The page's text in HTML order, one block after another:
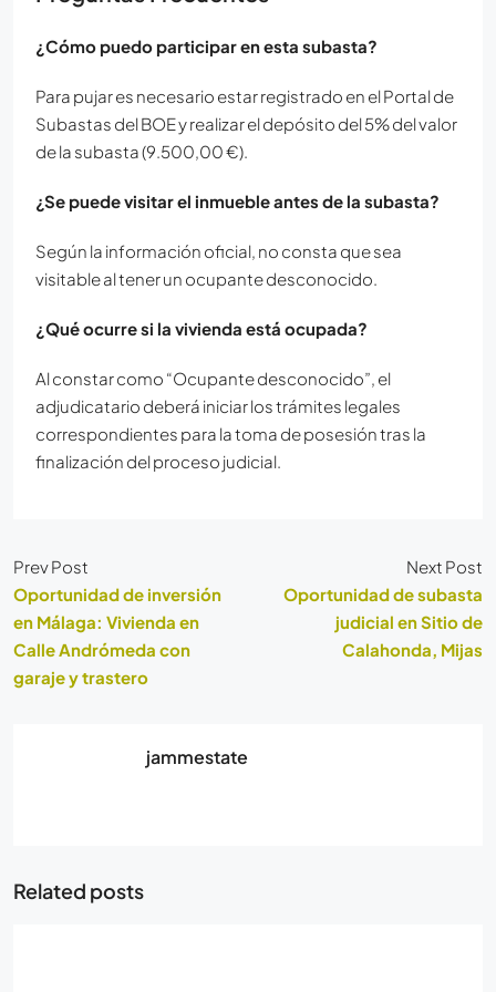
¿Cómo puedo participar en esta subasta?
Para pujar es necesario estar registrado en el Portal de
Subastas del BOE y realizar el depósito del 5% del valor
de la subasta (9.500,00 €).
¿Se puede visitar el inmueble antes de la subasta?
Según la información oficial, no consta que sea
visitable al tener un ocupante desconocido.
¿Qué ocurre si la vivienda está ocupada?
Al constar como “Ocupante desconocido”, el
adjudicatario deberá iniciar los trámites legales
correspondientes para la toma de posesión tras la
finalización del proceso judicial.
Prev Post
Oportunidad de inversión
en Málaga: Vivienda en
Calle Andrómeda con
garaje y trastero
Next Post
Oportunidad de subasta
judicial en Sitio de
Calahonda, Mijas
jammestate
Related posts